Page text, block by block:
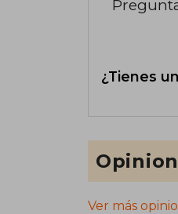
¿Tienes
Ver más